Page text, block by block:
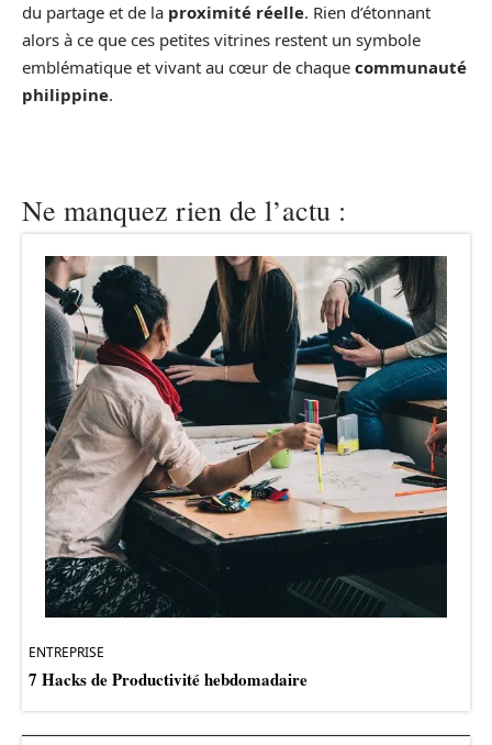
du partage et de la proximité réelle. Rien d’étonnant
alors à ce que ces petites vitrines restent un symbole
emblématique et vivant au cœur de chaque communauté
philippine.
Ne manquez rien de l’actu :
ENTREPRISE
7 Hacks de Productivité hebdomadaire